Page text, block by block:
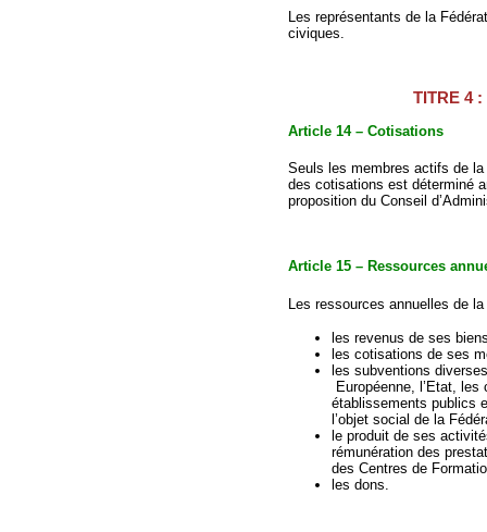
Les représentants de la
civiques.
TITRE 4
Article 14 – Cotisations
Seuls les membres actifs de
des cotisations est déterminé
proposition du Conseil
Article 15 – Ressources
Les ressources annuelles de
les revenus de ses
les cotisations de ses
les subventions
Européenne, l’Etat,
établissements publics
l’objet social de la
le produit de ses
rémunération des
des Centres de
les dons.